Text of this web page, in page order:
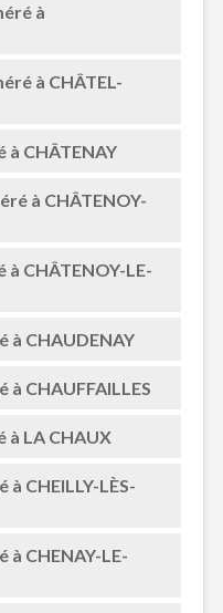
à
à CHÂTEL-
CHÂTENAY
à CHÂTENOY-
CHÂTENOY-LE-
CHAUDENAY
CHAUFFAILLES
à LA CHAUX
CHEILLY-LÈS-
CHENAY-LE-